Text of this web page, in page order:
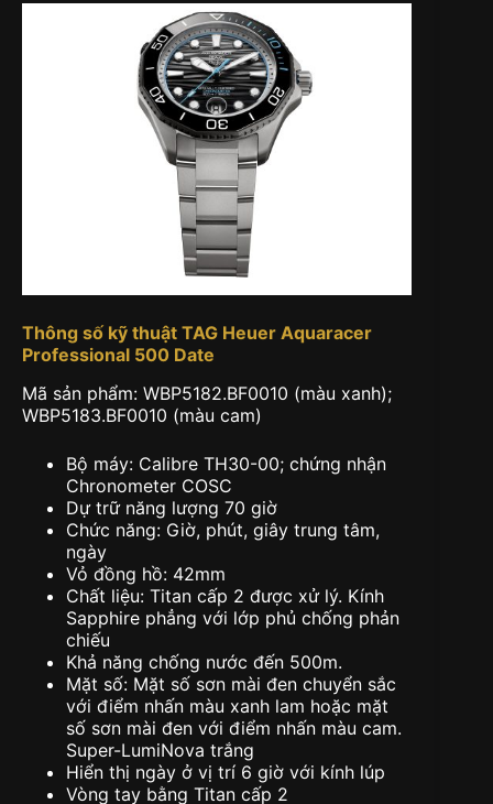
Thông số kỹ thuật TAG Heuer Aquaracer
Professional 500 Date
Mã sản phẩm: WBP5182.BF0010 (màu xanh);
WBP5183.BF0010 (màu cam)
Bộ máy: Calibre TH30-00; chứng nhận
Chronometer COSC
Dự trữ năng lượng 70 giờ
Chức năng: Giờ, phút, giây trung tâm,
ngày
Vỏ đồng hồ: 42mm
Chất liệu: Titan cấp 2 được xử lý. Kính
Sapphire phẳng với lớp phủ chống phản
chiếu
Khả năng chống nước đến 500m.
Mặt số: Mặt số sơn mài đen chuyển sắc
với điểm nhấn màu xanh lam hoặc mặt
số sơn mài đen với điểm nhấn màu cam.
Super-LumiNova trắng
Hiển thị ngày ở vị trí 6 giờ với kính lúp
Vòng tay bằng Titan cấp 2